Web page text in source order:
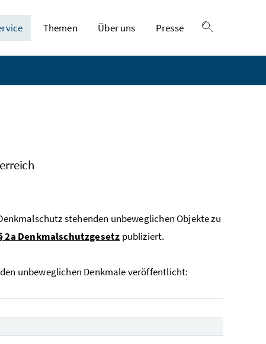
Themen Über uns
Presse
stehenden unbeweglichen Objekte zu
2a Denkmalschutzgesetz publiziert.
unbeweglichen Denkmale veröffentlicht: